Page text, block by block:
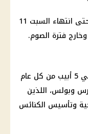
وبالتالي فإن المؤمنين يواصلون الصوم حتى انتهاء السبت 11
في 5 أبيب من كل عام
وبولس، اللذين
وتأسيس الكنائس